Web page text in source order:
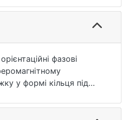
Київ, 2021. 44 с. URL:
handle/123456789/19
25.07.2026).
фазові
у формі кільця під
неперервній класичній